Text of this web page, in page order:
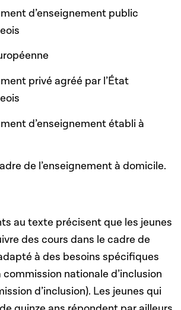
d’enseignement public
privé agréé par l’État
d’enseignement établi à
de l’enseignement à domicile.
au texte précisent que les jeunes
des cours dans le cadre de
à des besoins spécifiques
nationale d’inclusion
d’inclusion). Les jeunes qui